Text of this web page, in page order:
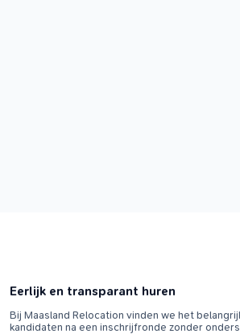
Eerlijk en transparant huren
Bij Maasland Relocation vinden we het
kandidaten na een inschrijfronde zonder